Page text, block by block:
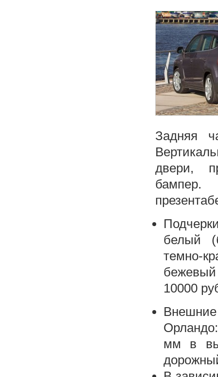
Задняя
двери,
белый
темно-
бежевый
10000
мм в